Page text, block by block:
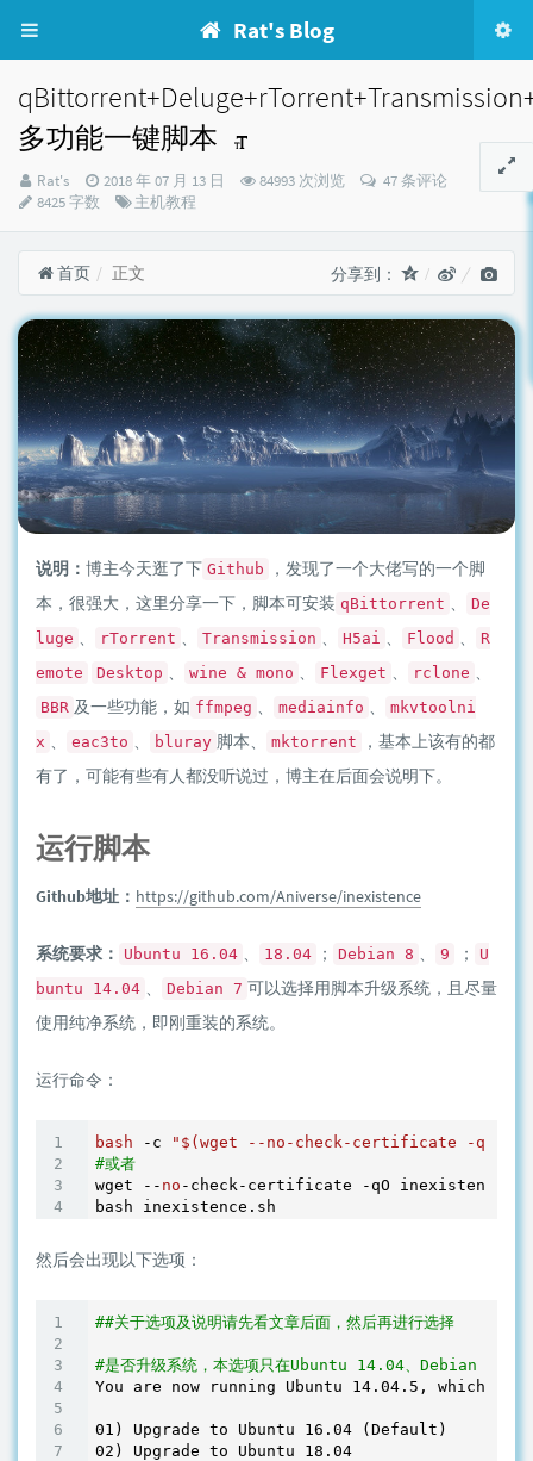
Rat's Blog
多功能一键脚本
博
主：
Rat's
发
布
2018 年 07 月 13 日 84993 次浏览
47 条评论
8425 字数
分
主机教程
首页 正文 分享到：
说明： 博主今天逛了下 Github
，发现了一个大佬写的一个脚
本，很强大，这里分享一下，脚本可安装 qBittorrent 、
De
luge 、 rTorrent 、 Transmission 、 H5ai 、 Flood 、
R
emote
Desktop 、 wine & mono 、 Flexget 、 rclone 、
BBR 及一些功能，如 ffmpeg 、 mediainfo 、
mkvtoolni
x 、 eac3to 、 bluray 脚本、 mktorrent
，基本上该有的都
有了，可能有些有人都没听说过，博主在后面会说明下。
运行脚本
Github地址： https://github.com/Aniverse/inexistence
系统要求： Ubuntu 16.04 、 18.04 ； Debian 8 、 9 ；
U
buntu 14.04 、 Debian 7 可以选择用脚本升级系统，且尽量
使用纯净系统，即刚重装的系统。
运行命令：
bash -c
"$(wget --no-check-certificate -qO-
#或者
wget -- no -check-certificate -qO
bash inexistence.sh
然后会出现以下选项：
##关于选项及说明请先看文章后面，然后再进行选择
#是否升级系统，本选项只在Ubuntu 14.04、Debian 7中出
You are now running Ubuntu 14.04 . 5 , which is
01 ) Upgrade to Ubuntu 16.04
02 ) Upgrade to Ubuntu 18.04